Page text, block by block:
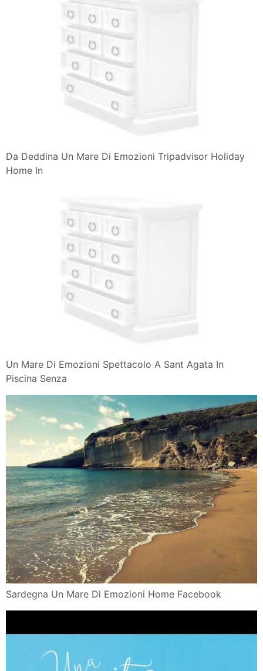
Un Mare Di Emozioni Giochi D Acqua Gara Di Pittura
Da Deddina Un Mare Di Emozioni Tripadvisor Holiday
Un Mare Di Emozioni Spettacolo A Sant Agata In
Piscina Senza